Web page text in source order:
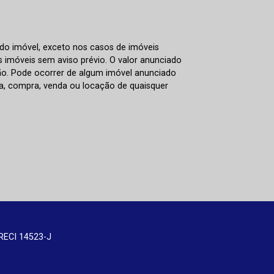
imóvel, exceto nos casos de imóveis
sem aviso prévio. O valor anunciado
Pode ocorrer de algum imóvel anunciado
compra, venda ou locação de quaisquer
14523-J